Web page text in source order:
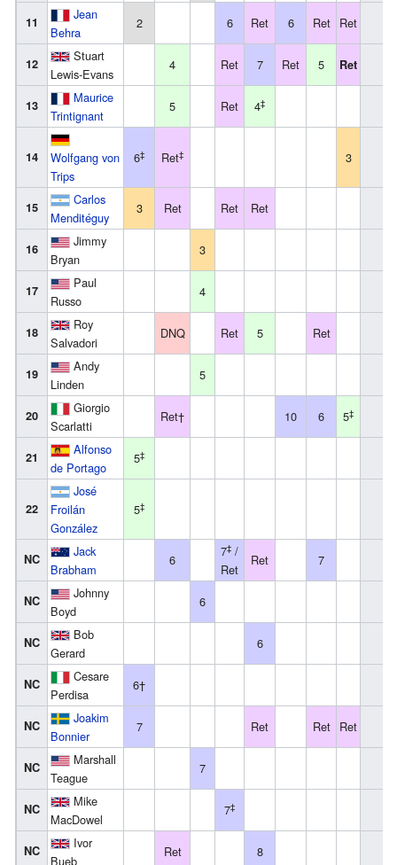
11
Jean
Behra
2 6 Ret 6 Ret Ret
12
Stuart
Lewis-Evans
4 Ret 7 Ret 5 Ret
13
Maurice
Trintignant
5 Ret 4‡
14
Wolfgang von
Trips
6‡ Ret‡ 3
15
Carlos
Menditéguy
3 Ret Ret Ret
16
Jimmy
Bryan
3
17
Paul
Russo
4
18
Roy
Salvadori
DNQ Ret 5 Ret
19
Andy
Linden
5
20
Giorgio
Scarlatti
Ret† 10 6 5‡
21
Alfonso
de Portago
5‡
22
José
Froilán
González
5‡
NC
Jack
Brabham
6
7‡ /
Ret
Ret 7
NC
Johnny
Boyd
6
NC
Bob
Gerard
6
NC
Cesare
Perdisa
6†
NC
Joakim
Bonnier
7 Ret Ret Ret
NC
Marshall
Teague
7
NC
Mike
MacDowel
7‡
NC
Ivor
Bueb
Ret 8